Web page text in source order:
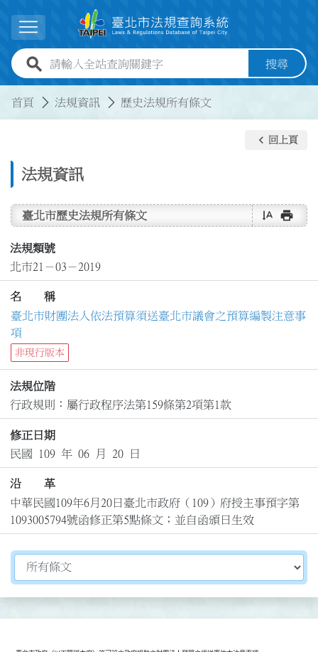
展開選單
全站查詢關鍵字欄位 搜尋
首頁 法規資訊 歷史法規所有條文
法規資訊
keyboard_arrow_left 回上頁
臺北市歷史法規所有條文 text_rotate_vertical print
法規類號
北市21－03－2019
名 稱
臺北市財團法人依法預算須送臺北市議會之預算編製注意事
項
非現行版本
法規位階
行政規則：屬行政程序法第159條第2項第1款
修正日期
民國 109 年 06 月 20 日
沿 革
中華民國109年6月20日臺北市政府（109）府授主事預字第
1093005794號函修正第5點條文；並自函頒日生效
切換選擇法規資訊內容